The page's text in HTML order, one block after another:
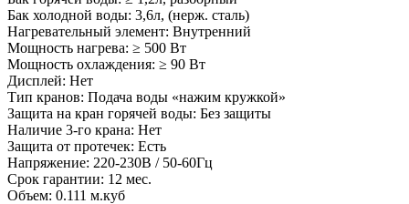
Бак холодной воды: 3,6л, (нерж. сталь)
Нагревательный элемент: Внутренний
Мощность нагрева: ≥ 500 Вт
Мощность охлаждения: ≥ 90 Вт
Дисплей: Нет
Тип кранов: Подача воды «нажим кружкой»
Защита на кран горячей воды: Без защиты
Наличие 3-го крана: Нет
Защита от протечек: Есть
Напряжение: 220-230В / 50-60Гц
Срок гарантии: 12 мес.
Объем: 0.111 м.куб